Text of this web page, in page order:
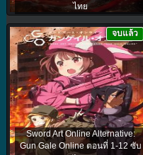
ไทย
Sword Art Online Alternative:
Gun Gale Online ตอนที่ 1-12 ซับ
จบแล้ว